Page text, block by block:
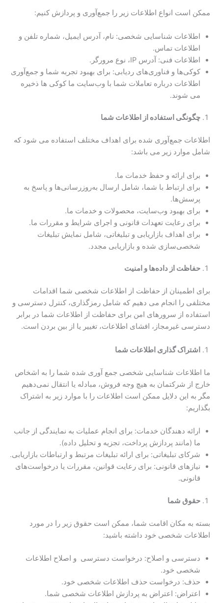
ممکن است انواع اطلاعات زیر را جمع‌آوری و پردازش کنیم:
اطلاعات شناسایی شخصی: نام، آدرس ایمیل، شماره تلفن و
اطلاعات تماس.
اطلاعات فنی: آدرس IP، نوع مرورگر.
کوکی‌ها و فناوری‌های ردیابی: برای بهبود تجربه شما و جمع‌آوری
اطلاعات درباره تعاملات شما با وب‌سایت ما کوکی ها ذخیره
می شوند.
چگونگی استفاده از اطلاعات شما
اطلاعات جمع‌آوری شده برای اهداف مختلف استفاده می ‌شود که
شامل موارد زیر می‌ باشد:
برای ارائه و حفظ خدمات ما.
برای ارتباط با شما، شامل ارسال به‌روزرسانی‌ها و پاسخ به
پرسش‌ها.
برای بهبود وب‌سایت، محصولات و خدمات ما.
برای رعایت تعهدات قانونی و اجرای شرایط و مقررات ما.
برای اهداف بازاریابی و تبلیغاتی، شامل نمایش تبلیغات
شخصی‌سازی شده و بازاریابی مجدد.
حفاظت از داده‌ها و امنیت
برای اطمینان از حفاظت از اطلاعات شخصی شما اقدامات
مختلفی را انجام می دهیم که شامل رمزگذاری، کنترل دسترسی و
استفاده از سرورهای امن برای حفاظت از اطلاعات شما در برابر
دسترسی غیرمجاز، افشای اطلاعات، تغییر یا از بین بردن است.
اشتراک گذاری اطلاعات شما
ما اطلاعات شناسایی شخصی جمع آوری شده شما را به اشخاص
خارج از شرکتمان به هیچ وجه فروش، مبادله یا انتقال نمی‌دهیم
مگر به این دلایل ممکن است اطلاعات را با موارد زیر به اشتراک
بگذاریم:
ارائه دهندگان خدمات: برای انجام عملیات به نمایندگی از جانب
ما (مانند پردازش پرداخت، تجزیه و تحلیل داده).
شرکای تبلیغاتی: برای ارائه تبلیغات مرتبط و ارتباطات بازاریابی.
نیازهای قانونی: برای رعایت قوانین، مقررات یا درخواست‌های
قانونی.
حقوق شما
بسته به مکان اقامت شما، ممکن است حقوق زیر را در مورد
اطلاعات شخصی خود داشته باشید:
دسترسی و اصلاح: درخواست دسترسی و اصلاح اطلاعات
شخصی خود.
حذف: درخواست حذف اطلاعات شخصی خود.
اعتراض: اعتراض به پردازش اطلاعات شخصی شما.